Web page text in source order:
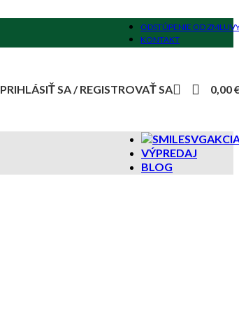
ODSTÚPENIE OD
KONTAKT
PRIHLÁSIŤ SA / REGISTROVAŤ SA 0,00
VÝPREDAJ
BLOG